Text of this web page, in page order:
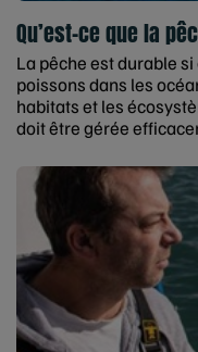
Qu’est-ce que la
La pêche est durable
poissons dans les
habitats et les
doit être gérée